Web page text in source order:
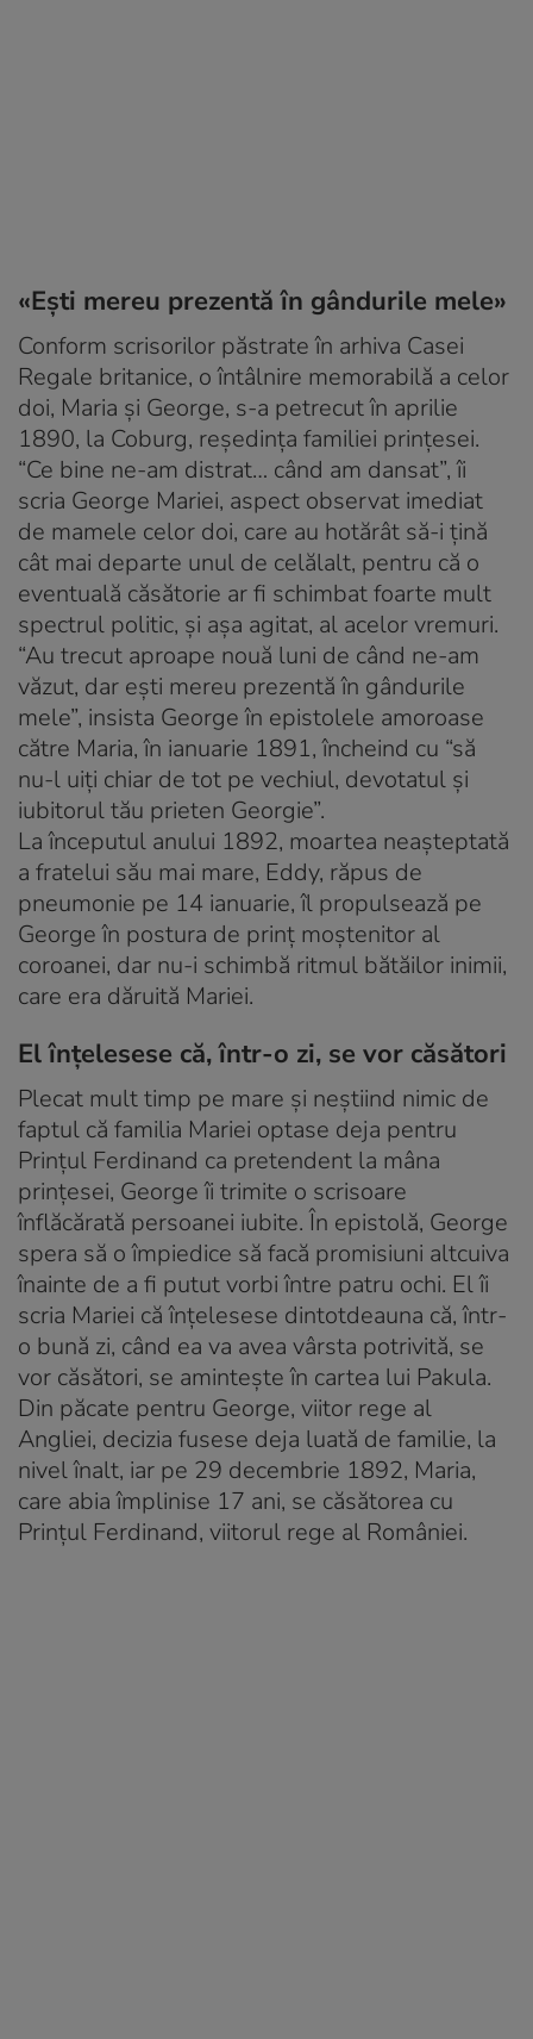
«Eşti mereu prezentă în gândurile mele»
Conform scrisorilor păstrate în arhiva Casei
Regale britanice, o întâlnire memorabilă a celor
doi, Maria şi George, s-a petrecut în aprilie
1890, la Coburg, reşedinţa familiei prinţesei.
“Ce bine ne-am distrat… când am dansat”, îi
scria George Mariei, aspect observat imediat
de mamele celor doi, care au hotărât să-i ţină
cât mai departe unul de celălalt, pentru că o
eventuală căsătorie ar fi schimbat foarte mult
spectrul politic, şi aşa agitat, al acelor vremuri.
“Au trecut aproape nouă luni de când ne-am
văzut, dar eşti mereu prezentă în gândurile
mele”, insista George în epistolele amoroase
către Maria, în ianuarie 1891, încheind cu “să
nu-l uiţi chiar de tot pe vechiul, devotatul şi
iubitorul tău prieten Georgie”.
La începutul anului 1892, moartea neaşteptată
a fratelui său mai mare, Eddy, răpus de
pneumonie pe 14 ianuarie, îl propulsează pe
George în postura de prinţ moştenitor al
coroanei, dar nu-i schimbă ritmul bătăilor inimii,
care era dăruită Mariei.
El înţelesese că, într-o zi, se vor căsători
Plecat mult timp pe mare şi neştiind nimic de
faptul că familia Mariei optase deja pentru
Prinţul Ferdinand ca pretendent la mâna
prinţesei, George îi trimite o scrisoare
înflăcărată persoanei iubite. În epistolă, George
spera să o împiedice să facă promisiuni altcuiva
înainte de a fi putut vorbi între patru ochi. El îi
scria Mariei că înţelesese dintotdeauna că, într-
o bună zi, când ea va avea vârsta potrivită, se
vor căsători, se aminteşte în cartea lui Pakula.
Din păcate pentru George, viitor rege al
Angliei, decizia fusese deja luată de familie, la
nivel înalt, iar pe 29 decembrie 1892, Maria,
care abia împlinise 17 ani, se căsătorea cu
Prinţul Ferdinand, viitorul rege al României.